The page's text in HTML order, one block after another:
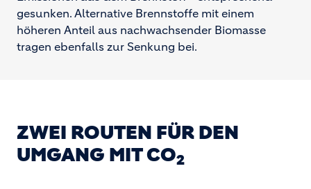
gesunken. Alternative Brennstoffe mit einem
höheren Anteil aus nachwachsender Biomasse
tragen ebenfalls zur Senkung bei.
ZWEI ROUTEN FÜR DEN
UMGANG MIT CO2